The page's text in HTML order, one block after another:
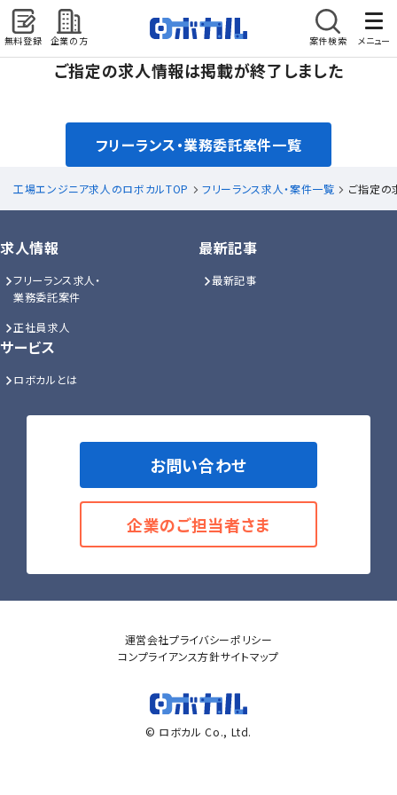
無料登録 企業の方 案件検索 メニュー
ご指定の求人情報は掲載が終了しました
フリーランス・業務委託案件一覧
工場エンジニア求人のロボカルTOP フリーランス求人・案件一覧 ご指定の
求人情報
フリーランス求人・
業務委託案件
正社員求人
最新記事
最新記事
サービス
ロボカルとは
お問い合わせ
企業のご担当者さま
運営会社プライバシーポリシー
コンプライアンス方針サイトマップ
© ロボカル Co., Ltd.